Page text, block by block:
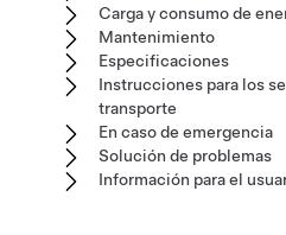
Carga y consumo de
Mantenimiento
Especificaciones
Instrucciones para los
transporte
En caso de emergencia
Solución de problemas
Información para el